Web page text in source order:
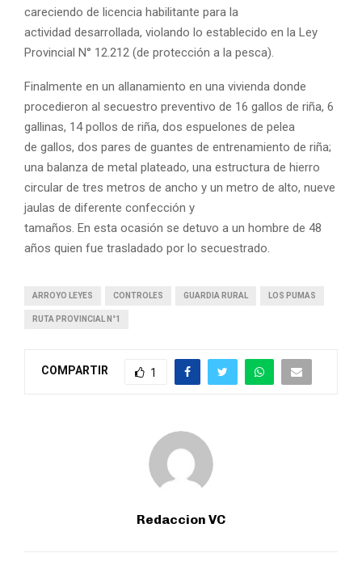
careciendo de licencia habilitante para la
actividad desarrollada, violando lo establecido en la Ley
Provincial N° 12.212 (de protección a la pesca).
Finalmente en un allanamiento en una vivienda donde
procedieron al secuestro preventivo de 16 gallos de riña, 6
gallinas, 14 pollos de riña, dos espuelones de pelea
de gallos, dos pares de guantes de entrenamiento de riña;
una balanza de metal plateado, una estructura de hierro
circular de tres metros de ancho y un metro de alto, nueve
jaulas de diferente confección y
tamaños. En esta ocasión se detuvo a un hombre de 48
años quien fue trasladado por lo secuestrado.
ARROYO LEYES CONTROLES GUARDIA RURAL LOS PUMAS
RUTA PROVINCIAL N°1
COMPARTIR 1
Redaccion VC